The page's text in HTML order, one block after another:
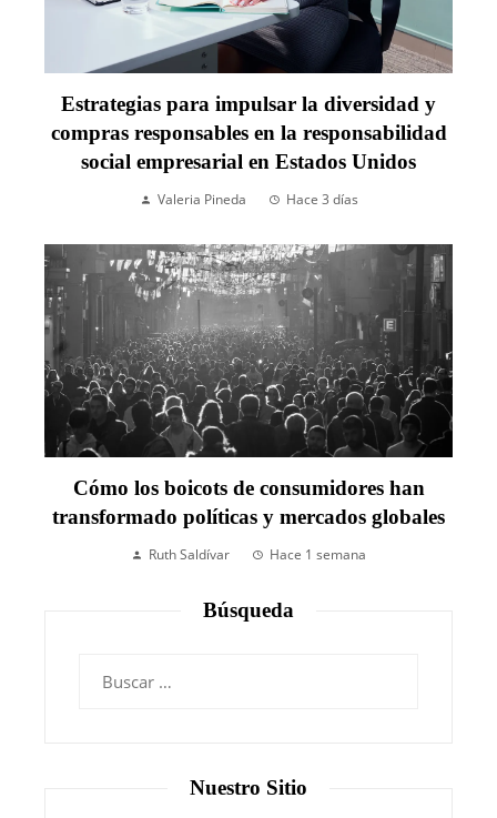
Estrategias para impulsar la diversidad y
compras responsables en la responsabilidad
social empresarial en Estados Unidos
Valeria Pineda Hace 3 días
Cómo los boicots de consumidores han
transformado políticas y mercados globales
Ruth Saldívar Hace 1 semana
Búsqueda
Nuestro Sitio